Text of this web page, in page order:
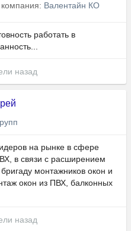
компания: Валентайн КО
работать в
назад
на рынке в сфере
в связи с расширением
монтажников окон и
окон из ПВХ, балконных
назад